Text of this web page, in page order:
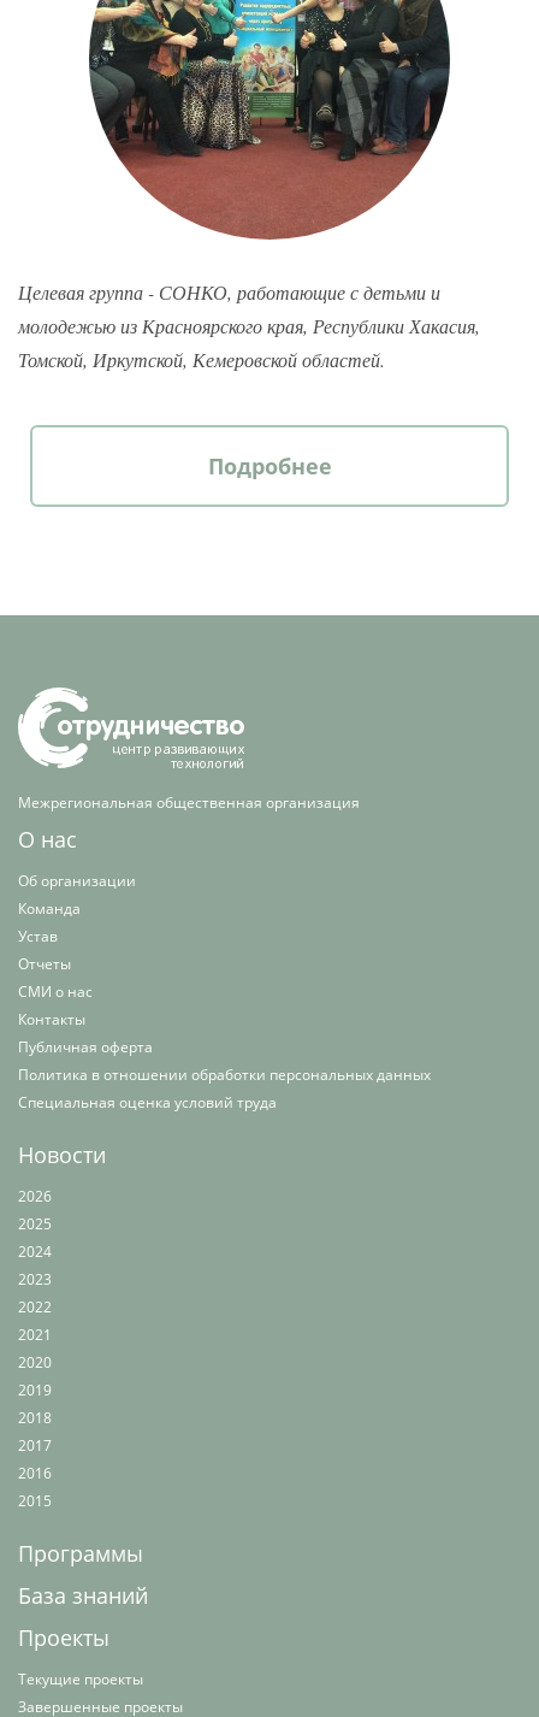
Целевая группа - СОНКО, работающие с детьми и
молодежью из Красноярского края, Республики Хакасия,
Томской, Иркутской, Кемеровской областей.
Подробнее
Межрегиональная общественная организация
О нас
Об организации
Команда
Устав
Отчеты
СМИ о нас
Контакты
Публичная оферта
Политика в отношении обработки персональных данных
Специальная оценка условий труда
Новости
2026
2025
2024
2023
2022
2021
2020
2019
2018
2017
2016
2015
Программы
База знаний
Проекты
Текущие проекты
Завершенные проекты